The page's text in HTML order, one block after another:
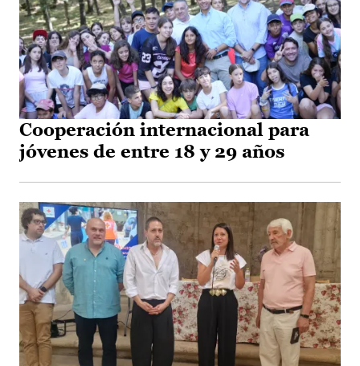
Cooperación internacional para
jóvenes de entre 18 y 29 años